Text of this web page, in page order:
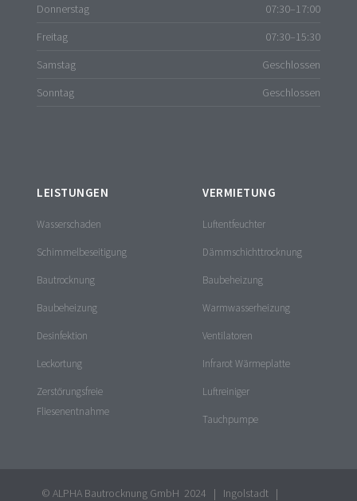
Donnerstag
07:30–17:00
Freitag
07:30–15:30
Samstag
Geschlossen
Sonntag
Geschlossen
LEISTUNGEN
Wasserschaden
Schimmelbeseitigung
Bautrocknung
Baubeheizung
Desinfektion
Leckortung
Zerstörungsfreie
Fliesenentnahme
VERMIETUNG
Luftentfeuchter
Dämmschichttrocknung
Baubeheizung
Warmwasserheizung
Ventilatoren
Infrarot Wärmeplatte
Luftreiniger
Tauchpumpe
© ALPHA Bautrocknung GmbH 2024 | Ingolstadt |